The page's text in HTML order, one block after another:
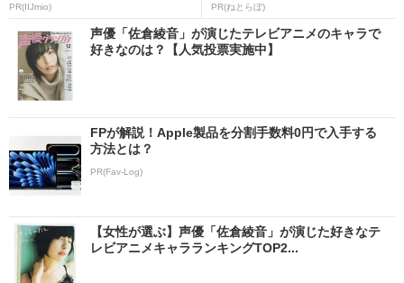
PR(IIJmio) PR(ねとらぼ)
声優「佐倉綾音」が演じたテレビアニメのキャラで
好きなのは？【人気投票実施中】
FPが解説！Apple製品を分割手数料0円で入手する
方法とは？
PR(Fav-Log)
【女性が選ぶ】声優「佐倉綾音」が演じた好きなテ
レビアニメキャラランキングTOP2...